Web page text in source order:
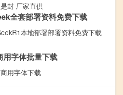
全套部署资料免费下载
用字体批量下载